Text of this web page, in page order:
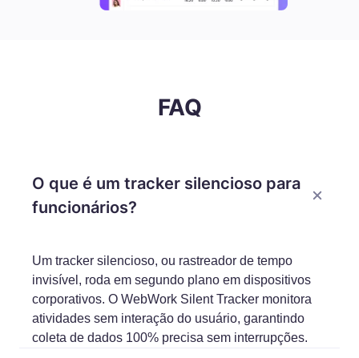
FAQ
O que é um tracker silencioso para
funcionários?
Um tracker silencioso, ou rastreador de tempo
invisível, roda em segundo plano em dispositivos
corporativos. O WebWork Silent Tracker monitora
atividades sem interação do usuário, garantindo
coleta de dados 100% precisa sem interrupções.